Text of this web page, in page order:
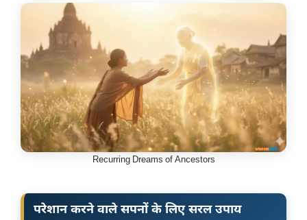
Recurring Dreams of Ancestors
परेशान करने वाले सपनों के लिए सरल उपाय